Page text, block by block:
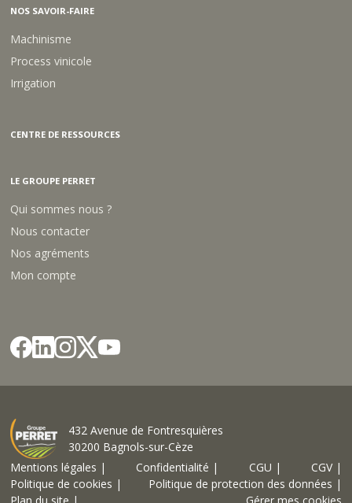
NOS SAVOIR-FAIRE
Machinisme
Process vinicole
Irrigation
CENTRE DE RESSOURCES
LE GROUPE PERRET
Qui sommes nous ?
Nous contacter
Nos agréments
Mon compte
432 Avenue de Fontresquières
30200 Bagnols-sur-Cèze
Mentions légales |
Confidentialité | CGU |
CGV |
Politique de cookies |
Politique de protection des données |